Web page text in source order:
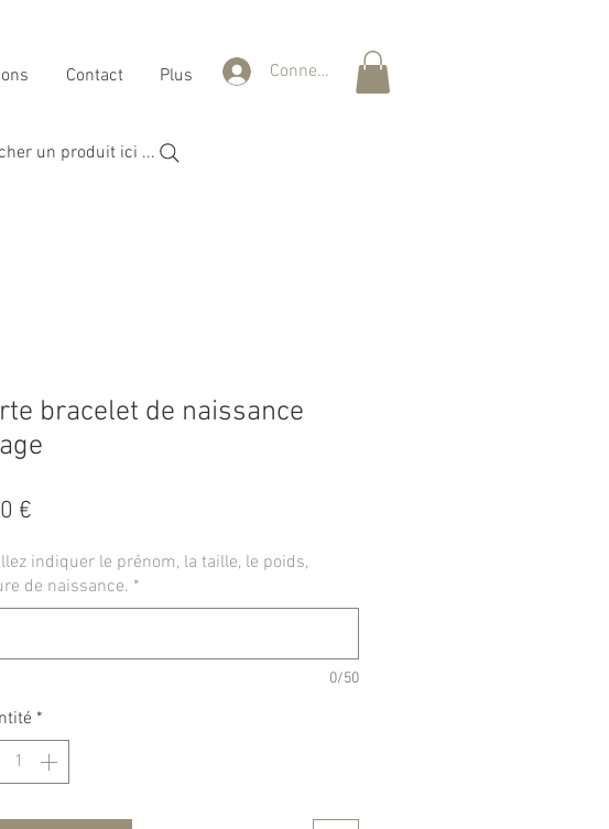
Contact Plus Connexion
un produit ici ...
bracelet de naissance
€
indiquer le prénom, la taille, le poids,
de naissance. *
0/50
*